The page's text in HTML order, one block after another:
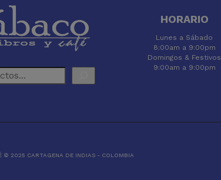
HORARIO
Lunes a Sábado
8:00am a 9:00pm
Domingos & Festivos
9:00am a 9:00pm
© 2025 CARTAGENA DE INDIAS - COLOMBIA